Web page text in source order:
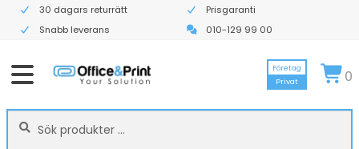
30 dagars returrätt
Prisgaranti
Snabb leverans
010-129 99 00
Sök
efter:
Sök
Företag
Privat
0